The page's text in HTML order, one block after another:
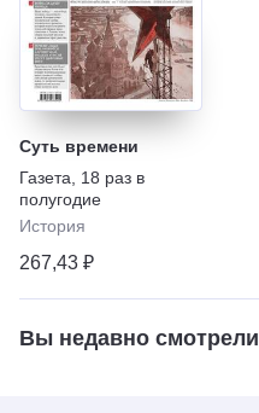
Суть времени
Газета
18 раз в
полугодие
История
267,43 ₽
Вы недавно смотрели